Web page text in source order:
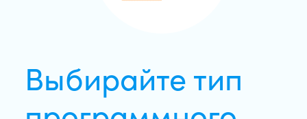
Выбирайте тип